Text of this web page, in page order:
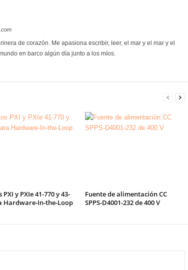
de corazón. Me apasiona escribir, leer, el mar y el mar y el
en barco algún día junto a los míos.
y PXIe 41-770 y 43-
Hardware-In-the-Loop
Fuente de alimentación CC
SPPS-D4001-232 de 400 V